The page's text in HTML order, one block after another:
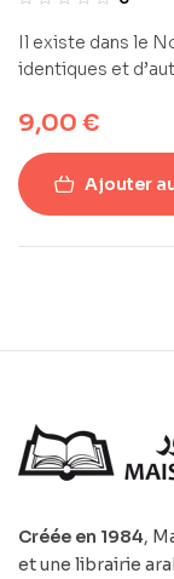
Il existe dans le
identiques et
similitudes de la
compagnon dans
Divine.
9,00 €
Ajouter
Créée en 1984,
et une librairie